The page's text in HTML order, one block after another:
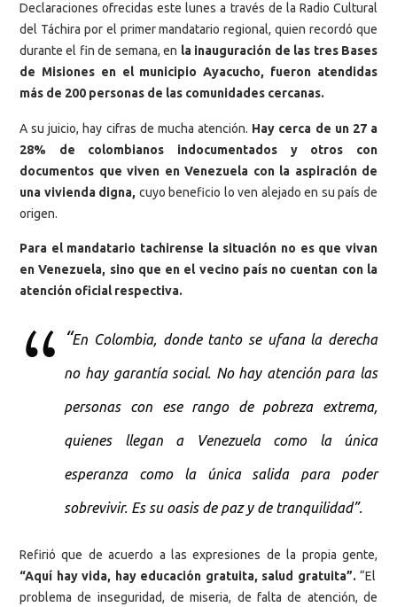
Declaraciones ofrecidas este lunes a través de la Radio Cultural
del Táchira por el primer mandatario regional, quien recordó que
durante el fin de semana, en la inauguración de las tres Bases
de Misiones en el municipio Ayacucho, fueron atendidas
más de 200 personas de las comunidades cercanas.
A su juicio, hay cifras de mucha atención. Hay cerca de un 27 a
28% de colombianos indocumentados y otros con
documentos que viven en Venezuela con la aspiración de
una vivienda digna, cuyo beneficio lo ven alejado en su país de
origen.
Para el mandatario tachirense la situación no es que vivan
en Venezuela, sino que en el vecino país no cuentan con la
atención oficial respectiva.
“En Colombia, donde tanto se ufana la derecha
no hay garantía social. No hay atención para las
personas con ese rango de pobreza extrema,
quienes llegan a Venezuela como la única
esperanza como la única salida para poder
sobrevivir. Es su oasis de paz y de tranquilidad”.
Refirió que de acuerdo a las expresiones de la propia gente,
“Aquí hay vida, hay educación gratuita, salud gratuita”. “El
problema de inseguridad, de miseria, de falta de atención, de